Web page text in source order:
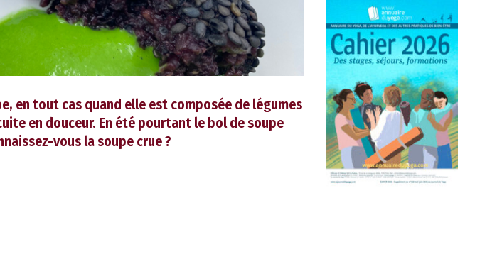
en tout cas quand elle est composée de légumes
en douceur. En été pourtant le bol de soupe
vous la soupe crue ?